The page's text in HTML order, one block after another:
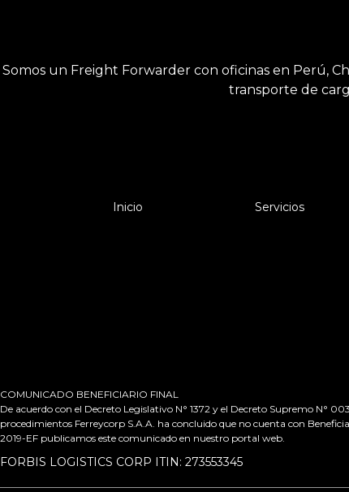
Somos un Freight Forwarder con oficinas en Perú,
transporte de
Inicio Servicios
COMUNICADO BENEFICIARIO FINAL
De acuerdo con el Decreto Legislativo N° 1372 y el Decreto Supremo N°
procedimientos Ferreycorp S.A.A. ha concluido que no cuenta con
2019-EF publicamos este comunicado en nuestro portal web.
FORBIS LOGISTICS CORP ITIN: 273553345